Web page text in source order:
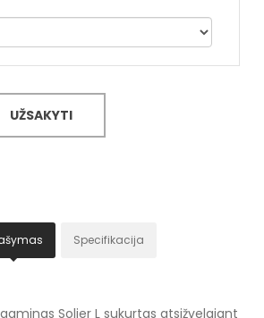
UŽSAKYTI
Specifikacija
Solier L sukurtas atsižvelgiant